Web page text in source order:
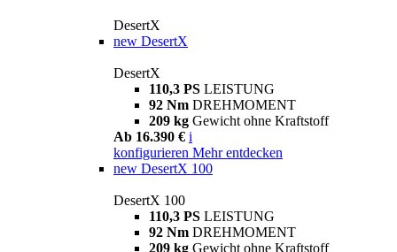
DesertX
new DesertX
DesertX
110,3 PS LEISTUNG
92 Nm DREHMOMENT
209 kg Gewicht ohne Kraftstoff
Ab 16.390 € i
konfigurieren Mehr entdecken
new DesertX 100
DesertX 100
110,3 PS LEISTUNG
92 Nm DREHMOMENT
209 kg Gewicht ohne Kraftstoff